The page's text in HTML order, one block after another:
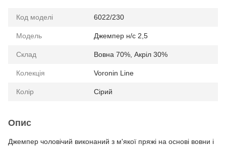
Код моделі 6022/230
Модель Джемпер н/с 2,5
Склад Вовна 70%, Акріл 30%
Колекція Voronin Line
Колір Сірий
Опис
Джемпер чоловічий виконаний з м'якої пряжі на основі вовни і